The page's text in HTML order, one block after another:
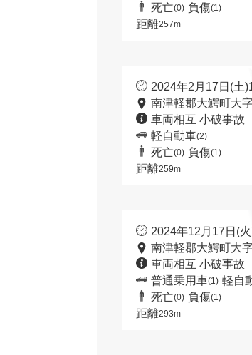
死亡(0) 負傷(1)
距離257m
2024年2月17日(土
南津軽郡大鰐町大
車両相互 小破事故
軽自動車(2)
死亡(0) 負傷(1)
距離259m
2024年12月17日(
南津軽郡大鰐町大
車両相互 小破事故
普通乗用車(1) 軽自
死亡(0) 負傷(1)
距離293m